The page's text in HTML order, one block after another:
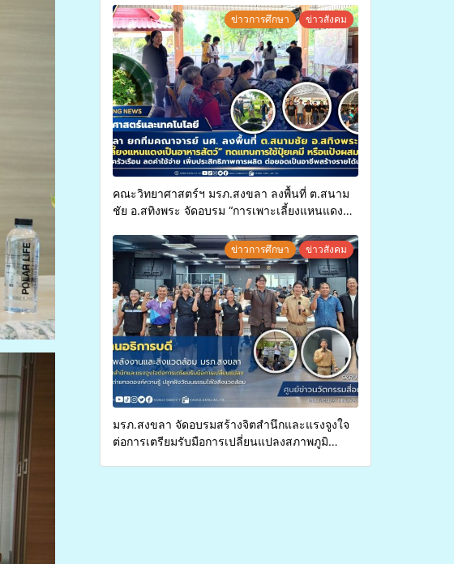
ประเพณีแห่งศรัทธา
ข่าวการศึกษา ข่าวสังคม
คณะวิทยาศาสตร์ฯ มรภ.สงขลา ลงพื้นที่ ต.สนาม
ชัย อ.สทิงพระ จัดอบรม “การเพาะเลี้ยงแหนแดง
ประสิทธิภาพการผลิต ต่อยอดสู่อาชีพเสริมใน
อนาคต
ข่าวการศึกษา ข่าวสังคม
มรภ.สงขลา จัดอบรมสร้างจิตสำนึกและแรงจูงใจ
ต่อการเตรียมรับมือการเปลี่ยนแปลงสภาพภูมิ